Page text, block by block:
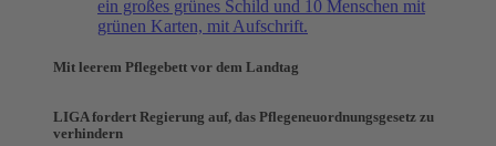
Mit leerem Pflegebett vor dem Landtag
LIGA fordert Regierung auf, das Pflegeneuordnungsgesetz zu
verhindern